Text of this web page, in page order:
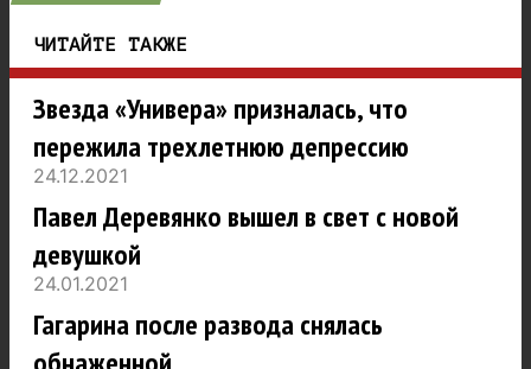
ЧИТАЙТЕ ТАКЖЕ
Звезда «Универа» призналась, что
пережила трехлетнюю депрессию
24.12.2021
Павел Деревянко вышел в свет с новой
девушкой
24.01.2021
Гагарина после развода снялась